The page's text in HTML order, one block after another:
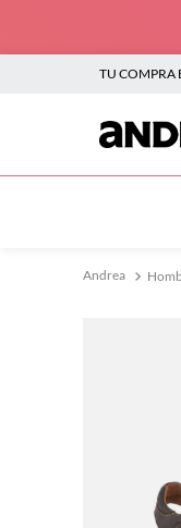
TU COMPRA
TÉRMINOS MÁS
zapatillas